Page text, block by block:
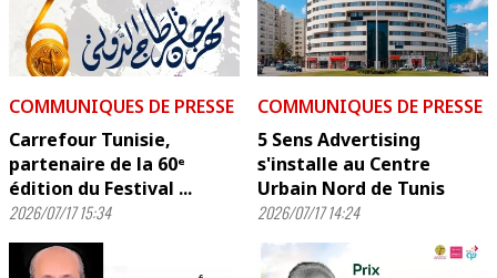
COMMUNIQUES DE PRESSE
Carrefour Tunisie,
partenaire de la 60ᵉ
édition du Festival ...
2026/07/17 15:34
COMMUNIQUES DE PRESSE
5 Sens Advertising
s'installe au Centre
Urbain Nord de Tunis
2026/07/17 14:24